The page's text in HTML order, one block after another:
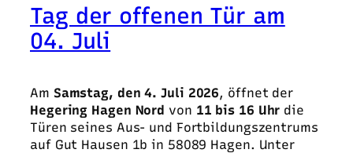
Tag der offenen Tür am
04. Juli
Am Samstag, den 4. Juli 2026, öffnet der
Hegering Hagen Nord von 11 bis 16 Uhr die
Türen seines Aus- und Fortbildungszentrums
auf Gut Hausen 1b in 58089 Hagen. Unter